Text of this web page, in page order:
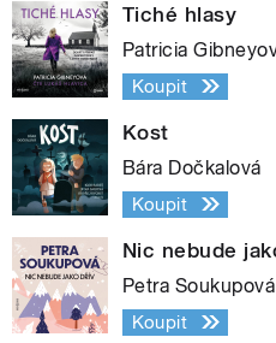
Tiché hlasy
Patricia
Koupit
Kost
Bára Dočkalová
Koupit
Nic nebude
Petra Soukupová
Koupit